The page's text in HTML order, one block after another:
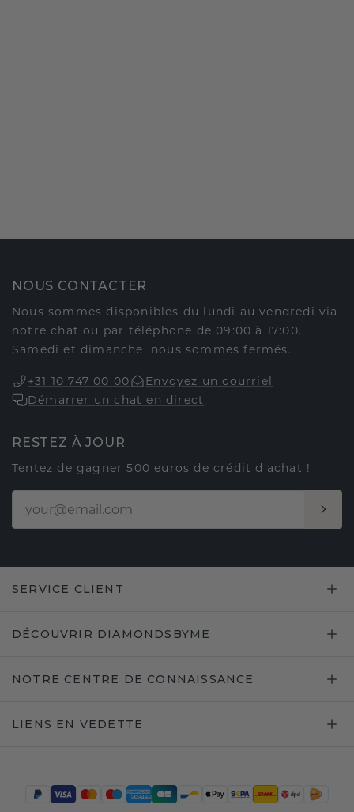
NOUS CONTACTER
Nous sommes disponibles du lundi au vendredi via
notre chat ou par téléphone de 09:00 à 17:00.
Samedi et dimanche, nous sommes fermés.
+31 10 747 00 00
Envoyez un courriel
Démarrer un chat en direct
RESTEZ À JOUR
Tentez de gagner 500 euros de crédit d'achat !
SERVICE CLIENT
DÉCOUVRIR DIAMONDSBYME
NOTRE CENTRE DE CONNAISSANCE
LIENS EN VEDETTE